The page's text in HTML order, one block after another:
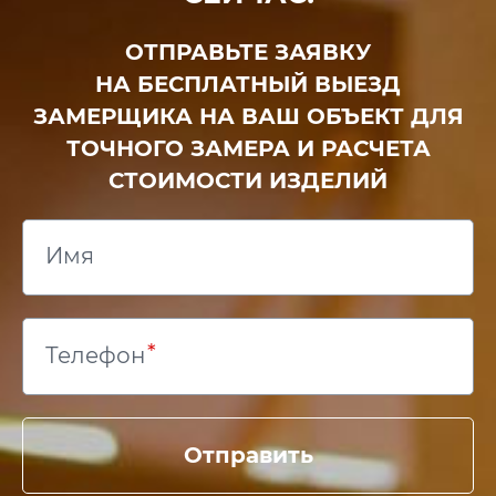
ОТПРАВЬТЕ ЗАЯВКУ
НА БЕСПЛАТНЫЙ ВЫЕЗД
ЗАМЕРЩИКА НА ВАШ ОБЪЕКТ ДЛЯ
ТОЧНОГО ЗАМЕРА И РАСЧЕТА
СТОИМОСТИ ИЗДЕЛИЙ
Имя
Телефон
Отправить